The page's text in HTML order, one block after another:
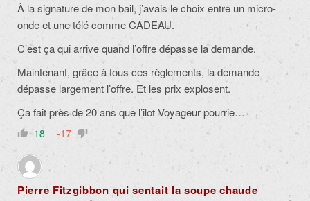
À la signature de mon bail, j’avais le choix entre un micro-
onde et une télé comme CADEAU.
C’est ça qui arrive quand l’offre dépasse la demande.
Maintenant, grâce à tous ces règlements, la demande
dépasse largement l’offre. Et les prix explosent.
Ça fait près de 20 ans que l’ilot Voyageur pourrie…
18 -17
Pierre Fitzgibbon qui sentait la soupe chaude